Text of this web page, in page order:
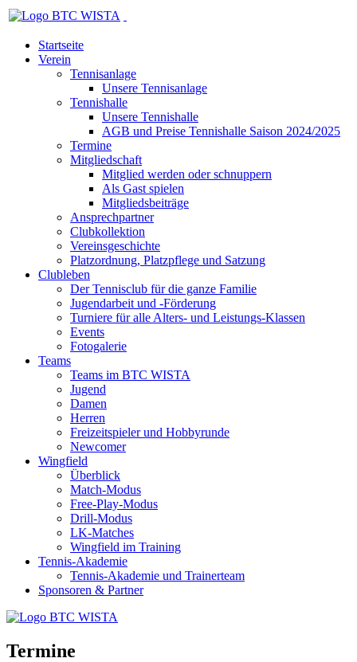
Startseite
Verein
Tennisanlage
Unsere Tennisanlage
Tennishalle
Unsere Tennishalle
AGB und Preise Tennishalle Saison 2024/2025
Termine
Mitgliedschaft
Mitglied werden oder schnuppern
Als Gast spielen
Mitgliedsbeiträge
Ansprechpartner
Clubkollektion
Vereinsgeschichte
Platzordnung, Platzpflege und Satzung
Clubleben
Der Tennisclub für die ganze Familie
Jugendarbeit und -Förderung
Turniere für alle Alters- und Leistungs-Klassen
Events
Fotogalerie
Teams
Teams im BTC WISTA
Jugend
Damen
Herren
Freizeitspieler und Hobbyrunde
Newcomer
Wingfield
Überblick
Match-Modus
Free-Play-Modus
Drill-Modus
LK-Matches
Wingfield im Training
Tennis-Akademie
Tennis-Akademie und Trainerteam
Sponsoren & Partner
Termine